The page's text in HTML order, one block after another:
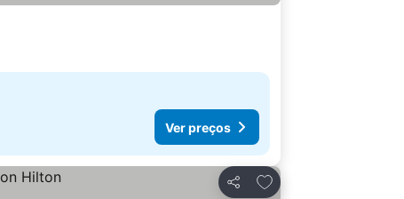
Ver preços
Partilhar
Adicionar aos favoritos